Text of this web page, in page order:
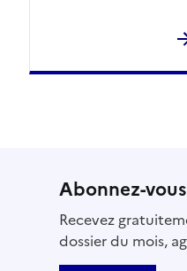
Abonnez-
Recevez
dossier du mois,